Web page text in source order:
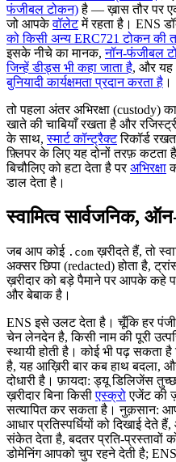
फंजीबल टोकन)है — ख़ास तौर पर
जो आपकेवॉलेटमें रहता है। ENS
को किसी अन्य ERC721 टोकन की
इसके नीचे का मानक,नॉन-फंजीबल
जिन्हें डीड्स भी कहा जाता है, और यह
बुनियादी कार्यक्षमता प्रदान करता है ।
तो पहला अंतर अभिरक्षा
खाते की चाबियाँ रखता है और
के साथ,स्मार्ट कॉन्ट्रैक्टरिकॉर्ड
फ़्लिपर के लिए यह दोनों तरफ़
बिचौलिए को हटा देता है परअभिरक्षा
डाल देता है।
स्वामित्व सार्वजनिक,
जब आप कोई .com ख़रीदते हैं, तो
अक्सर छिपा (redacted) होता है,
ख़रीदार को बड़े पैमाने पर आपके कहे
और बेबाक है।
ENS इसे उलट देता है। चूँकि हर
चेन लेनदेन है, किसी नाम की पूरी
स्थायी होती है। कोई भी पढ़ सकता
है, यह आख़िरी बार कब हाथ बदला,
दोधारी है। फ़ायदा: ड्यू डिलिजेंस
ख़रीदार बिना किसीएस्क्रोएजेंट की
सत्यापित कर सकता है। नुक़सान:
आधार प्रतिस्पर्धियों को दिखाई
संकेत देता है, बदतर प्रति-प्रस्तावों
डोमेनिंग आपको चुप रहने देती है; ENS